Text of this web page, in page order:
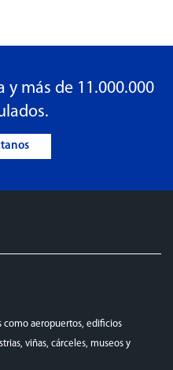
y más de 11.000.000
como aeropuertos, edificios
viñas, cárceles, museos y